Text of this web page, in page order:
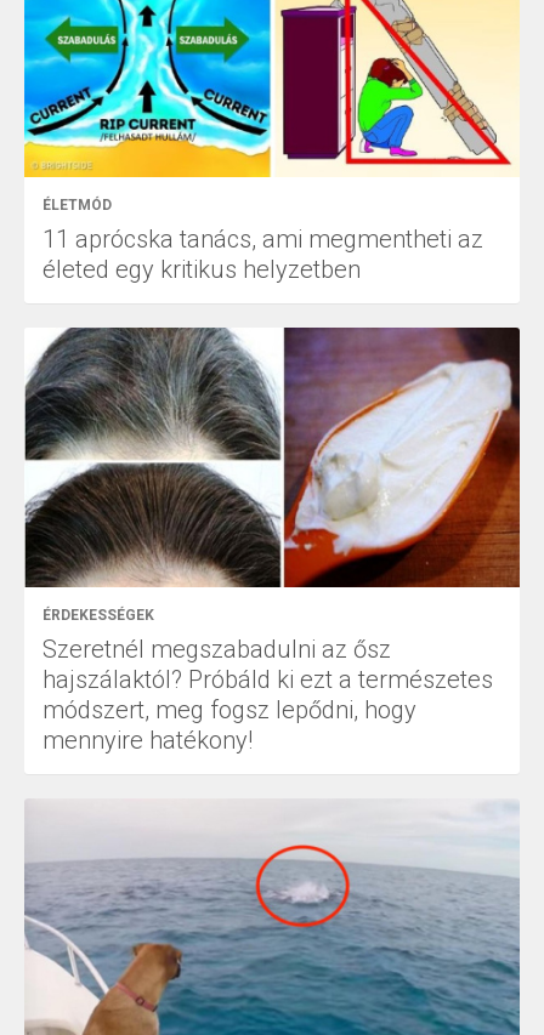
ÉLETMÓD
11 aprócska tanács, ami megmentheti az
életed egy kritikus helyzetben
ÉRDEKESSÉGEK
Szeretnél megszabadulni az ősz
hajszálaktól? Próbáld ki ezt a természetes
módszert, meg fogsz lepődni, hogy
mennyire hatékony!